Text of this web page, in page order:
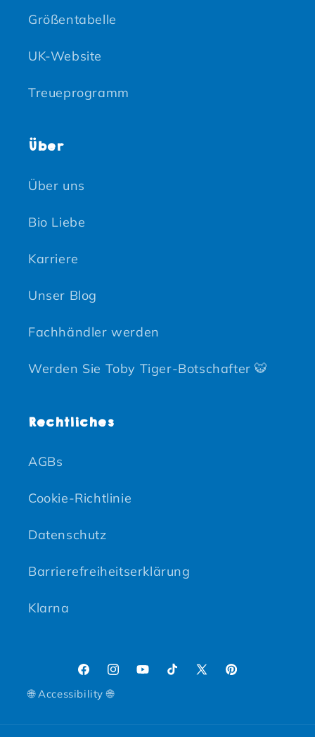
Größentabelle
UK-Website
Treueprogramm
Über
Über uns
Bio Liebe
Karriere
Unser Blog
Fachhändler werden
Werden Sie Toby Tiger-Botschafter 🐯
Rechtliches
AGBs
Cookie-Richtlinie
Datenschutz
Barrierefreiheitserklärung
Klarna
FacebookInstagram
YouTubeTikTokX (Twitter)
Pinterest
🌐 Accessibility 🌐